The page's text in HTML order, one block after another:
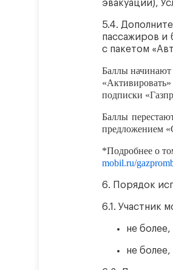
эвакуации),
5.4.
пассажиров и
с пакетом
Баллы начинают
подписки
Баллы
предложением
*Подробнее о
mobil.ru/
6. Порядок
6.1. Участник
не
не более,